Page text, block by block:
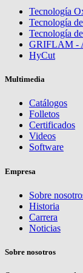
Tecnología
Tecnología
Tecnología
GRIFLAM -
HyCut
Multimedia
Catálogos
Folletos
Certificados
Videos
Software
Empresa
Sobre
Historia
Carrera
Noticias
Sobre nosotros